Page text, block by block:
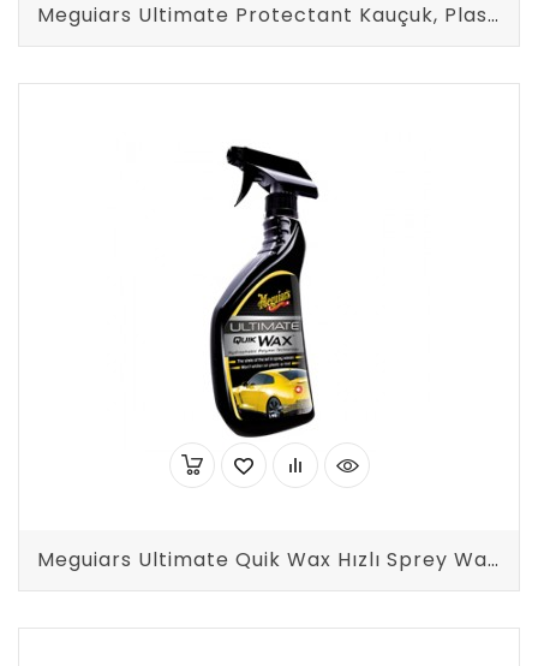
Meguiars Ultimate Protectant Kauçuk, Plastik, Vinil ve Torpido Koruyucu Sprey
Meguiars Ultimate Quik Wax Hızlı Sprey Wax Cila